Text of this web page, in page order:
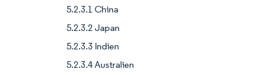
5.2.3.1 China
5.2.3.2 Japan
5.2.3.3 Indien
5.2.3.4 Australien